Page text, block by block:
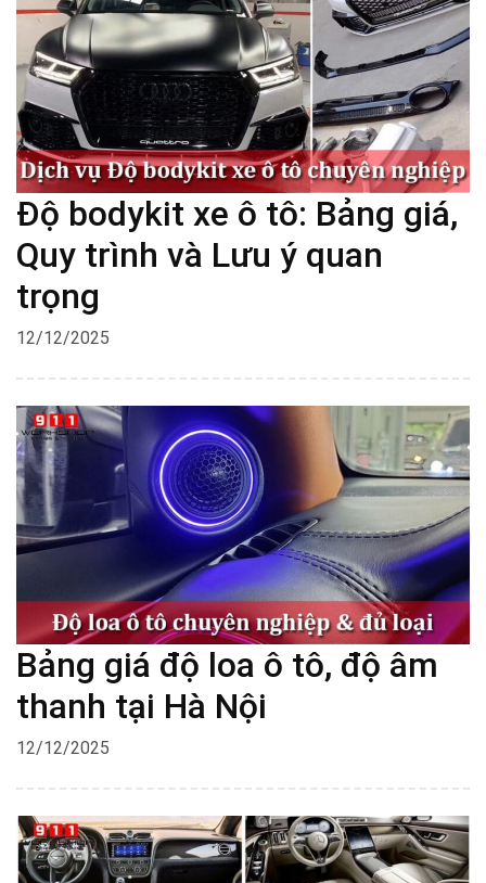
Độ bodykit xe ô tô: Bảng giá,
Quy trình và Lưu ý quan
trọng
12/12/2025
Bảng giá độ loa ô tô, độ âm
thanh tại Hà Nội
12/12/2025